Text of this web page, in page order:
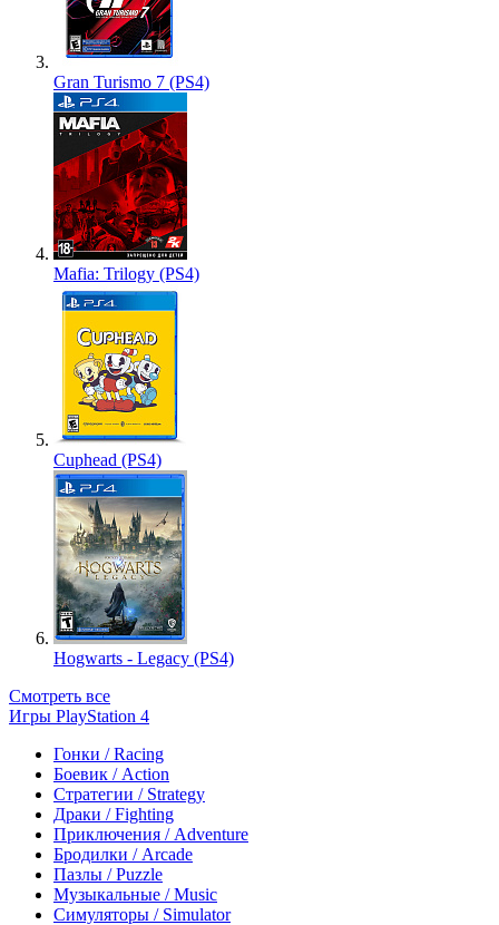
Gran Turismo 7 (PS4)
Mafia: Trilogy (PS4)
Cuphead (PS4)
Hogwarts - Legacy (PS4)
Смотреть все
Игры PlayStation 4
Гонки / Racing
Боевик / Action
Стратегии / Strategy
Драки / Fighting
Приключения / Adventure
Бродилки / Arcade
Пазлы / Puzzle
Музыкальные / Music
Симуляторы / Simulator